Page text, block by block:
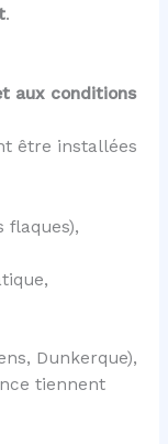
.
aux conditions
être installées
flaques),
Dunkerque),
tiennent